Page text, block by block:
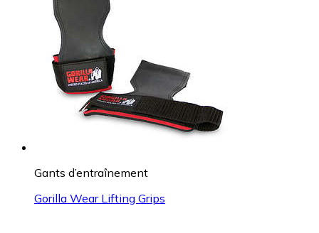
Gants d’entraînement
Gorilla Wear Lifting Grips